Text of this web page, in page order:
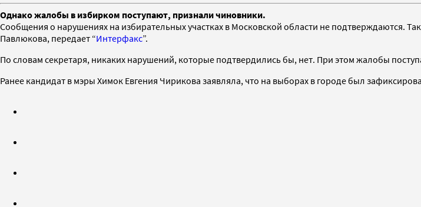
Однако жалобы в избирком поступают, признали чиновники.
Сообщения о нарушениях на избирательных участках в Московской области не подтверждаются.
Павлюкова, передает “Интерфакс”.
По словам секретаря, никаких нарушений, которые подтвердились бы, нет. При этом жалобы
Ранее кандидат в мэры Химок Евгения Чирикова заявляла, что на выборах в городе был